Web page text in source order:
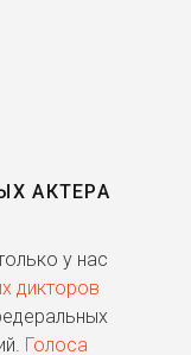
(2006)АКТЕРА
у нас
дикторов
Голоса